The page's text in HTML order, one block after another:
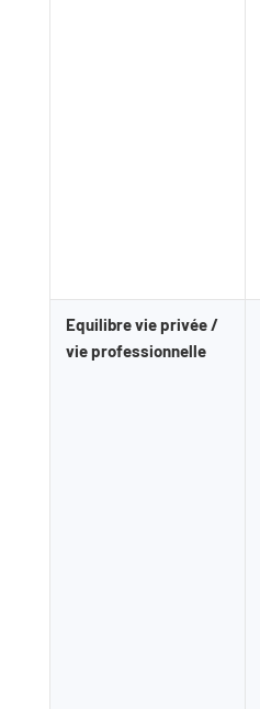
Equilibre vie privée /
vie professionnelle